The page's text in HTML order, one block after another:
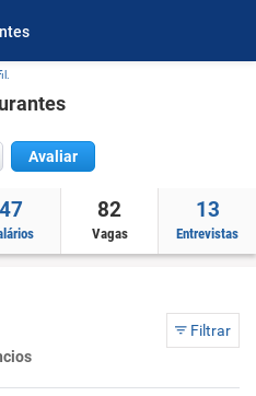
Avaliar
47 82
Vagas
13
Entrevistas
Filtrar